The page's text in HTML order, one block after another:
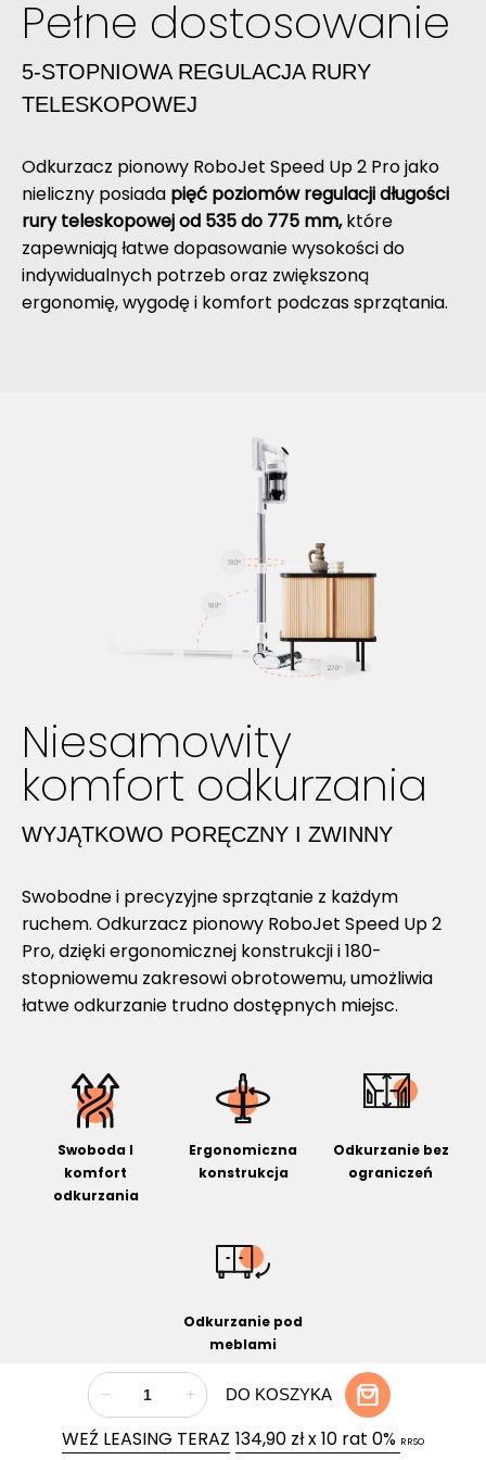
− + DO KOSZYKA
WEŹ LEASING TERAZ 134,90 zł x 10 rat 0% RRSO
Pełne dostosowanie
5-STOPNIOWA REGULACJA RURY
TELESKOPOWEJ
Odkurzacz pionowy RoboJet Speed Up 2 Pro jako
nieliczny posiada pięć poziomów regulacji długości
rury teleskopowej od 535 do 775 mm,które
zapewniają łatwe dopasowanie wysokości do
indywidualnych potrzeb oraz zwiększoną
ergonomię, wygodę i komfort podczas sprzątania.
Niesamowity
komfort odkurzania
WYJĄTKOWO PORĘCZNY I ZWINNY
Swobodne i precyzyjne sprzątanie z każdym
ruchem. Odkurzacz pionowy RoboJet Speed Up 2
Pro, dzięki ergonomicznej konstrukcji i 180-
stopniowemu zakresowi obrotowemu, umożliwia
łatwe odkurzanie trudno dostępnych miejsc.
Swoboda I
komfort
odkurzania
Ergonomiczna
konstrukcja
Odkurzanie bez
ograniczeń
Odkurzanie pod
meblami